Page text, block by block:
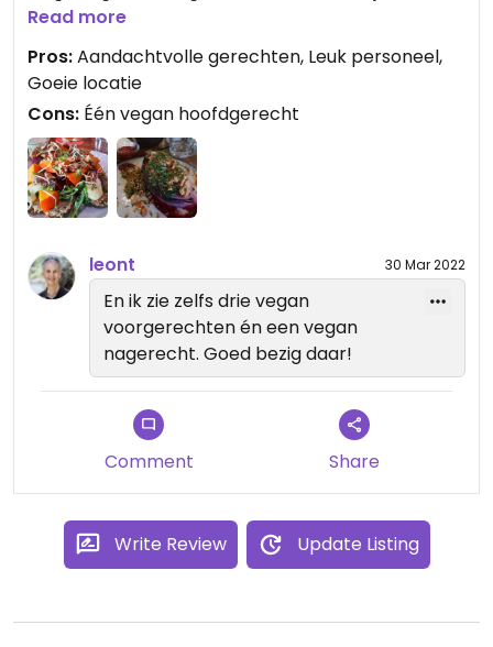
overbodig meer vegan gerechten op de kaart te
zetten. Er zijn meer vega opties en vegan
voorgerechten wel!
Updated from previous review on 2022-04-01
Read more
Pros:Aandachtvolle gerechten, Leuk personeel,
Goeie locatie
Cons: Één vegan hoofdgerecht
leont 30 Mar 2022
En ik zie zelfs drie vegan
voorgerechten én een vegan
nagerecht. Goed bezig daar!
Comment Share
Write Review Update Listing